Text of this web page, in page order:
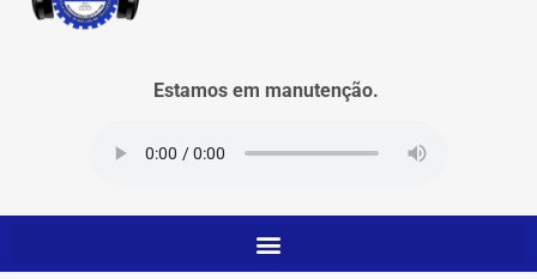
Estamos em manutenção.